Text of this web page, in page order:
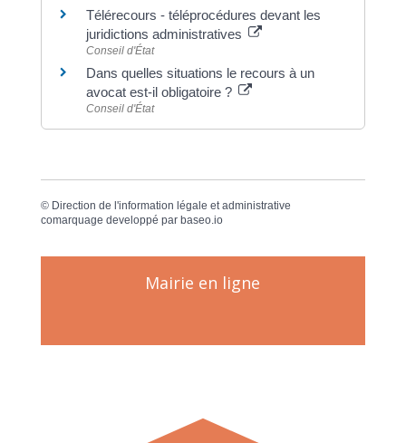
Télérecours - téléprocédures devant les
juridictions administratives
Conseil d'État
Dans quelles situations le recours à un
avocat est-il obligatoire ?
Conseil d'État
© Direction de l'information légale et administrative
comarquage developpé par baseo.io
Mairie en ligne